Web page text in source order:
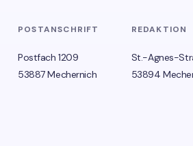
POSTANSCHRIFT
Postfach 1209
53887 Mechernich
REDAKTION
St.-Agnes-
53894